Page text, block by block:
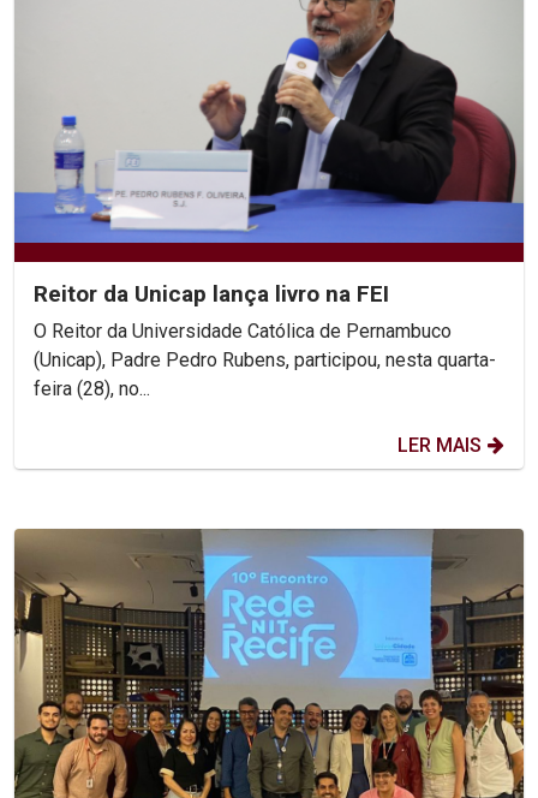
Reitor da Unicap lança livro na FEI
O Reitor da Universidade Católica de Pernambuco
(Unicap), Padre Pedro Rubens, participou, nesta quarta-
feira (28), no...
LER MAIS